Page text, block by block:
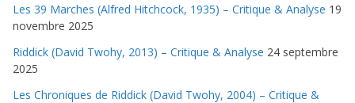
Les 39 Marches (Alfred Hitchcock, 1935) – Critique & Analyse 19
novembre 2025
Riddick (David Twohy, 2013) – Critique & Analyse 24 septembre
2025
Les Chroniques de Riddick (David Twohy, 2004) – Critique &